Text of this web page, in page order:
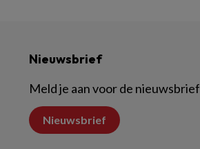
Nieuwsbrief
Meld je aan voor de nieuwsbrief
Nieuwsbrief